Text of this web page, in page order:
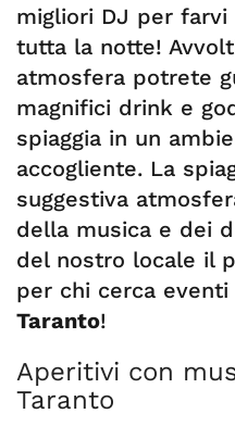
migliori DJ per
tutta la notte!
atmosfera potrete
magnifici drink e
spiaggia in un
accogliente. La
suggestiva
della musica e dei
del nostro locale il
per chi cerca eventi
Taranto!
Aperitivi con
Taranto